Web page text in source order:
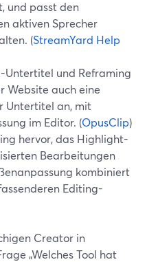
und passt den
aktiven Sprecher
(StreamYard Help
Untertitel und Reframing
Website auch eine
Untertitel an, mit
im Editor. (OpusClip)
hervor, das Highlight-
Bearbeitungen
kombiniert
Editing-
Creator in
„Welches Tool hat